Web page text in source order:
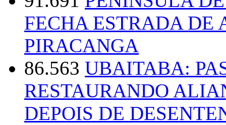
FECHA ESTRADA DE
PIRACANGA
86.563 UBAITABA:
RESTAURANDO
DEPOIS DE